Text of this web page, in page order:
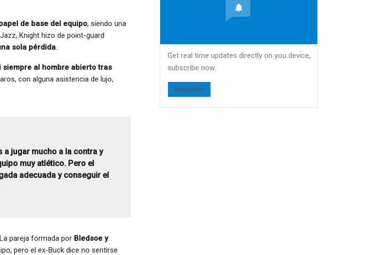
de base del equipo, siendo una
Knight hizo de point-guard
sola pérdida.
siempre al hombre abierto tras
con alguna asistencia de lujo,
a jugar mucho a la contra y
muy atlético. Pero el
adecuada y conseguir el
pareja formada por Bledsoe y
pero el ex-Buck dice no sentirse
Get real time updates directly on you device,
subscribe now.
Subscribe